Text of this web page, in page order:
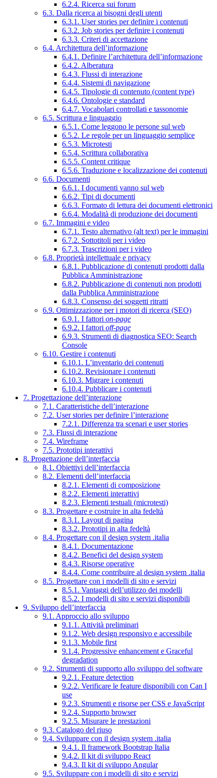
6.2.4. Ricerca sui forum
6.3. Dalla ricerca ai bisogni degli utenti
6.3.1. User stories per definire i contenuti
6.3.2. Job stories per definire i contenuti
6.3.3. Criteri di accettazione
6.4. Architettura dell’informazione
6.4.1. Definire l’architettura dell’informazione
6.4.2. Alberatura
6.4.3. Flussi di interazione
6.4.4. Sistemi di navigazione
6.4.5. Tipologie di contenuto (content type)
6.4.6. Ontologie e standard
6.4.7. Vocabolari controllati e tassonomie
6.5. Scrittura e linguaggio
6.5.1. Come leggono le persone sul web
6.5.2. Le regole per un linguaggio semplice
6.5.3. Microtesti
6.5.4. Scrittura collaborativa
6.5.5. Content critique
6.5.6. Traduzione e localizzazione dei contenuti
6.6. Documenti
6.6.1. I documenti vanno sul web
6.6.2. Tipi di documenti
6.6.3. Formato di lettura dei documenti elettronici
6.6.4. Modalità di produzione dei documenti
6.7. Immagini e video
6.7.1. Testo alternativo (alt text) per le immagini
6.7.2. Sottotitoli per i video
6.7.3. Trascrizioni per i video
6.8. Proprietà intellettuale e privacy
6.8.1. Pubblicazione di contenuti prodotti dalla
Pubblica Amministrazione
6.8.2. Pubblicazione di contenuti non prodotti
dalla Pubblica Amministrazione
6.8.3. Consenso dei soggetti ritratti
6.9. Ottimizzazione per i motori di ricerca (SEO)
6.9.1. I fattori on-page
6.9.2. I fattori off-page
6.9.3. Strumenti di diagnostica SEO: Search
Console
6.10. Gestire i contenuti
6.10.1. L’inventario dei contenuti
6.10.2. Revisionare i contenuti
6.10.3. Migrare i contenuti
6.10.4. Pubblicare i contenuti
7. Progettazione dell’interazione
7.1. Caratteristiche dell’interazione
7.2. User stories per definire l’interazione
7.2.1. Differenza tra scenari e user stories
7.3. Flussi di interazione
7.4. Wireframe
7.5. Prototipi interattivi
8. Progettazione dell’interfaccia
8.1. Obiettivi dell’interfaccia
8.2. Elementi dell’interfaccia
8.2.1. Elementi di composizione
8.2.2. Elementi interattivi
8.2.3. Elementi testuali (microtesti)
8.3. Progettare e costruire in alta fedeltà
8.3.1. Layout di pagina
8.3.2. Prototipi in alta fedeltà
8.4. Progettare con il design system .italia
8.4.1. Documentazione
8.4.2. Benefici del design system
8.4.3. Risorse operative
8.4.4. Come contribuire al design system .italia
8.5. Progettare con i modelli di sito e servizi
8.5.1. Vantaggi dell’utilizzo dei modelli
8.5.2. I modelli di sito e servizi disponibili
9. Sviluppo dell’interfaccia
9.1. Approccio allo sviluppo
9.1.1. Attività preliminari
9.1.2. Web design responsivo e accessibile
9.1.3. Mobile first
9.1.4. Progressive enhancement e Graceful
degradation
9.2. Strumenti di supporto allo sviluppo del software
9.2.1. Feature detection
9.2.2. Verificare le feature disponibili con Can I
use
9.2.3. Strumenti e risorse per CSS e JavaScript
9.2.4. Supporto browser
9.2.5. Misurare le prestazioni
9.3. Catalogo del riuso
9.4. Sviluppare con il design system .italia
9.4.1. Il framework Bootstrap Italia
9.4.2. Il kit di sviluppo React
9.4.3. Il kit di sviluppo Angular
9.5. Sviluppare con i modelli di sito e servizi